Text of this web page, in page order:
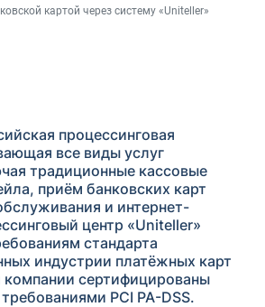
картой через систему «Uniteller»
процессинговая
все виды услуг
традиционные кассовые
приём банковских карт
и интернет-
центр «Uniteller»
стандарта
индустрии платёжных карт
компании сертифицированы
PCI PA-DSS.